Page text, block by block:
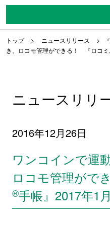
トップ ニュースリリース
き、ロコモ管理ができる！ 『ロコ
ニュースリリ
2016年12月26日
ワンコインで運
ロコモ管理がで
®手帳』2017年1